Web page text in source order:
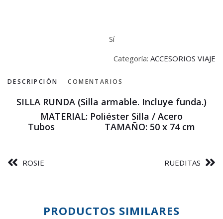
Sí
Categoría: ACCESORIOS VIAJE
DESCRIPCIÓN COMENTARIOS
SILLA RUNDA (Silla armable. Incluye funda.)
MATERIAL: Poliéster Silla / Acero
Tubos TAMAÑO: 50 x 74 cm
ROSIE RUEDITAS
PRODUCTOS SIMILARES